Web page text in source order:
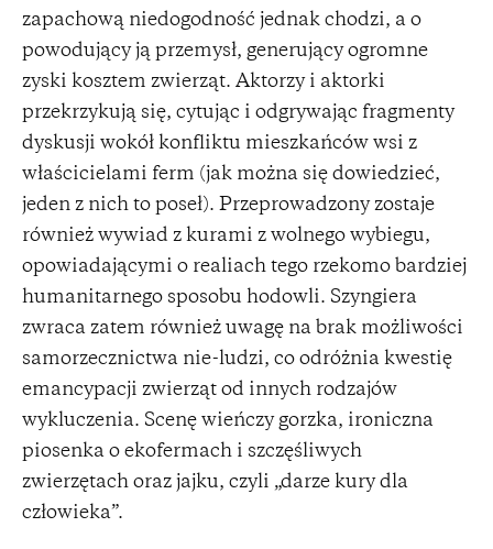
zapachową niedogodność jednak chodzi, a o
powodujący ją przemysł, generujący ogromne
zyski kosztem zwierząt. Aktorzy i aktorki
przekrzykują się, cytując i odgrywając fragmenty
dyskusji wokół konfliktu mieszkańców wsi z
właścicielami ferm (jak można się dowiedzieć,
jeden z nich to poseł). Przeprowadzony zostaje
również wywiad z kurami z wolnego wybiegu,
opowiadającymi o realiach tego rzekomo bardziej
humanitarnego sposobu hodowli. Szyngiera
zwraca zatem również uwagę na brak możliwości
samorzecznictwa nie-ludzi, co odróżnia kwestię
emancypacji zwierząt od innych rodzajów
wykluczenia. Scenę wieńczy gorzka, ironiczna
piosenka o ekofermach i szczęśliwych
zwierzętach oraz jajku, czyli „darze kury dla
człowieka”.